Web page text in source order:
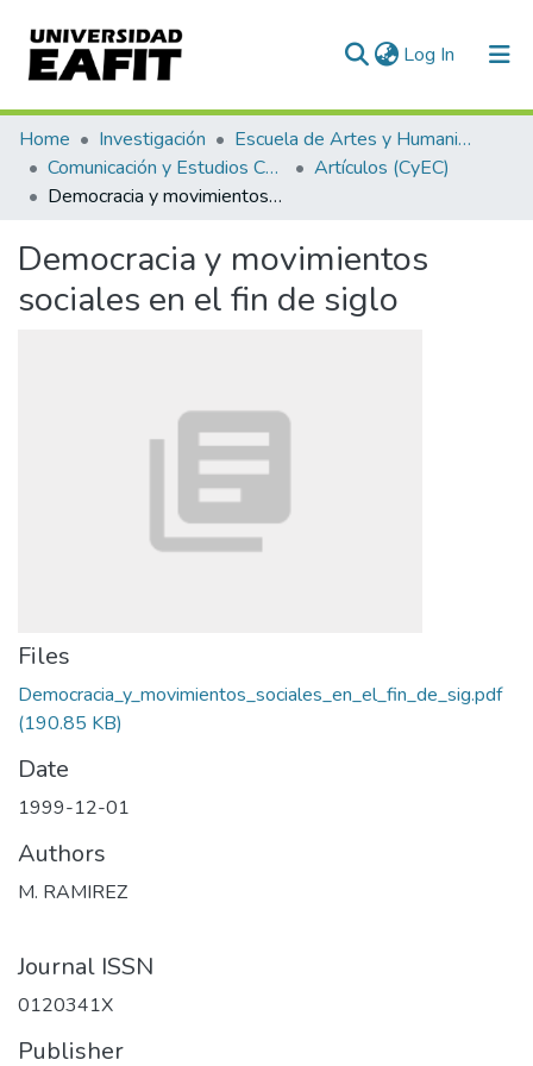
Log In (current)
Communities & Collections
All of DSpace
Home Investigación
Escuela de Artes y Humanidades
Comunicación y Estudios Culturales
Artículos (CyEC)
Democracia y movimientos sociales en el fin de siglo
Democracia y movimientos
sociales en el fin de siglo
Files
Democracia_y_movimientos_sociales_en_el_fin_de_sig.pdf
(190.85 KB)
Date
1999-12-01
Authors
M. RAMIREZ
Journal ISSN
0120341X
Publisher